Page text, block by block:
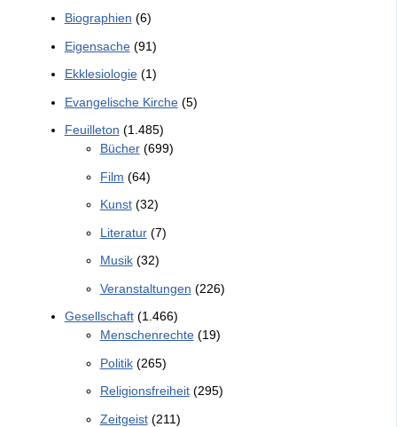
Biographien (6)
Eigensache(91)
Ekklesiologie(1)
Evangelische Kirche(5)
Feuilleton (1.485)
Bücher(699)
Film (64)
Kunst(32)
Literatur(7)
Musik(32)
Veranstaltungen (226)
Gesellschaft(1.466)
Menschenrechte(19)
Politik(265)
Religionsfreiheit(295)
Zeitgeist(211)